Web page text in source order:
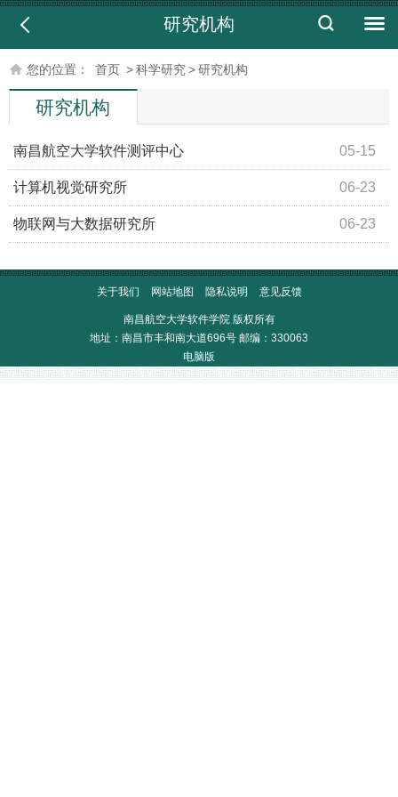
研究机构
您的位置： 首页 >科学研究>研究机构
研究机构
05-15
南昌航空大学软件测评中心
06-23
计算机视觉研究所
06-23
物联网与大数据研究所
关于我们 网站地图 隐私说明 意见反馈
南昌航空大学软件学院 版权所有
地址：南昌市丰和南大道696号 邮编：330063
电脑版